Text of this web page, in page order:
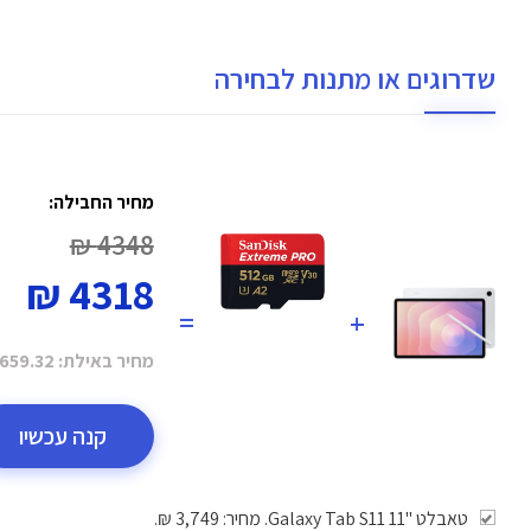
שדרוגים או מתנות לבחירה
+
=
מחיר החבילה:
4348 ₪
4318 ₪
מחיר באילת: ₪
קנה עכשיו
טאבלט "11 Galaxy Tab S11. מחיר: 3,749 ₪.